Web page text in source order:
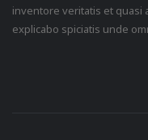
inventore veritatis et quasi
explicabo spiciatis unde